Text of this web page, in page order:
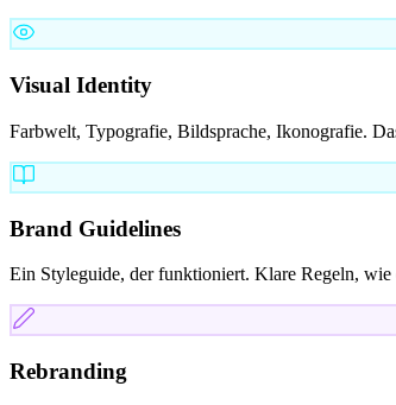
Visual Identity
Farbwelt, Typografie, Bildsprache, Ikonografie.
Brand Guidelines
Ein Styleguide, der funktioniert. Klare Regeln,
Rebranding